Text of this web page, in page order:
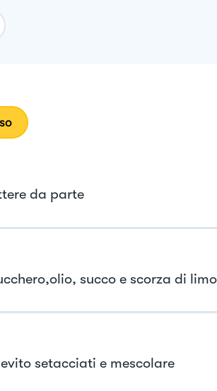
da parte
succo e scorza di
setacciati e mescolare